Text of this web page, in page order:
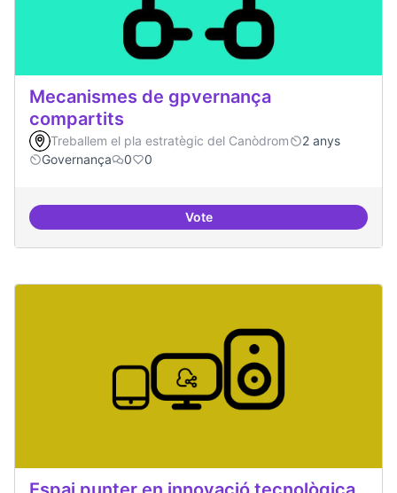
Mecanismes de gpvernança
compartits
Treballem el pla estratègic del Canòdrom
2 anys
Governança
0 0
VoteMecanismes de gpvernança